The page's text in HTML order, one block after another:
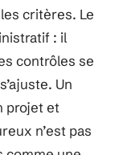
critères. Le
: il
contrôles se
Un
projet et
n’est pas